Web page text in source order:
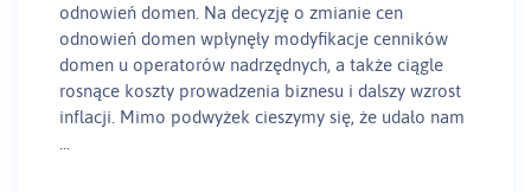
odnowień domen. Na decyzję o zmianie cen
odnowień domen wpłynęły modyfikacje cenników
domen u operatorów nadrzędnych, a także ciągle
rosnące koszty prowadzenia biznesu i dalszy wzrost
inflacji. Mimo podwyżek cieszymy się, że udało nam